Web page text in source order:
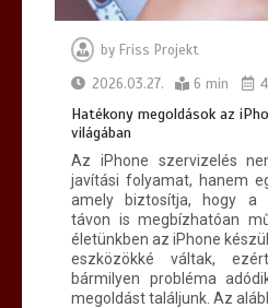
by Friss Projekt
2026.03.27.
6 min
Hatékony megoldások az
világában
Az iPhone szervizelés
javítási folyamat, hanem
amely biztosítja, hogy a
távon is megbízhatóan
életünkben az iPhone
eszközökké váltak,
bármilyen probléma
megoldást találjunk. Az